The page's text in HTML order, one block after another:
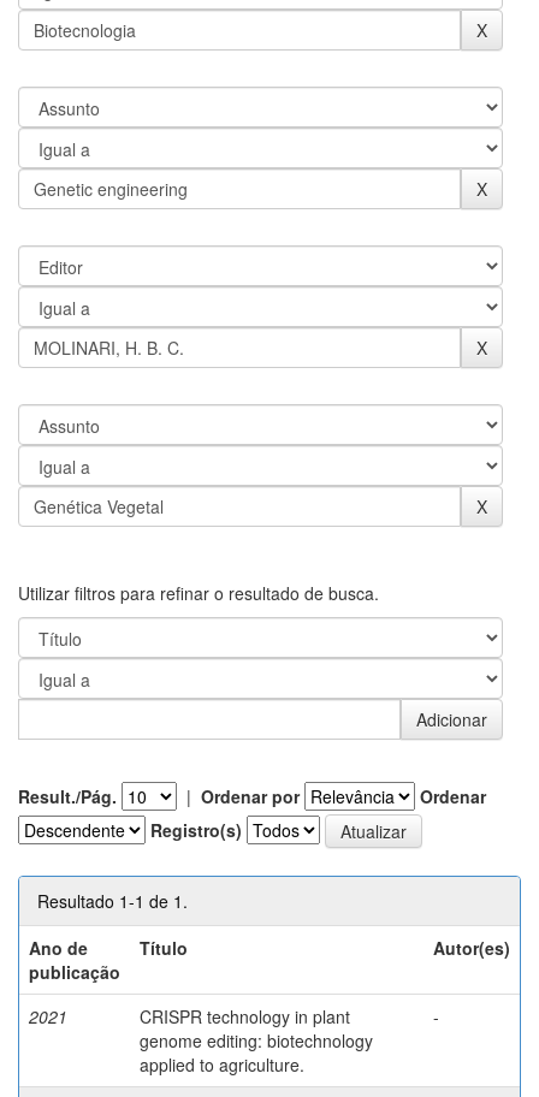
Utilizar filtros para refinar o resultado de busca.
Result./Pág. | Ordenar por
Ordenar
Registro(s)
Resultado 1-1 de 1.
Ano de
publicação
Título Autor(es)
2021
CRISPR technology in plant
genome editing: biotechnology
applied to agriculture.
-